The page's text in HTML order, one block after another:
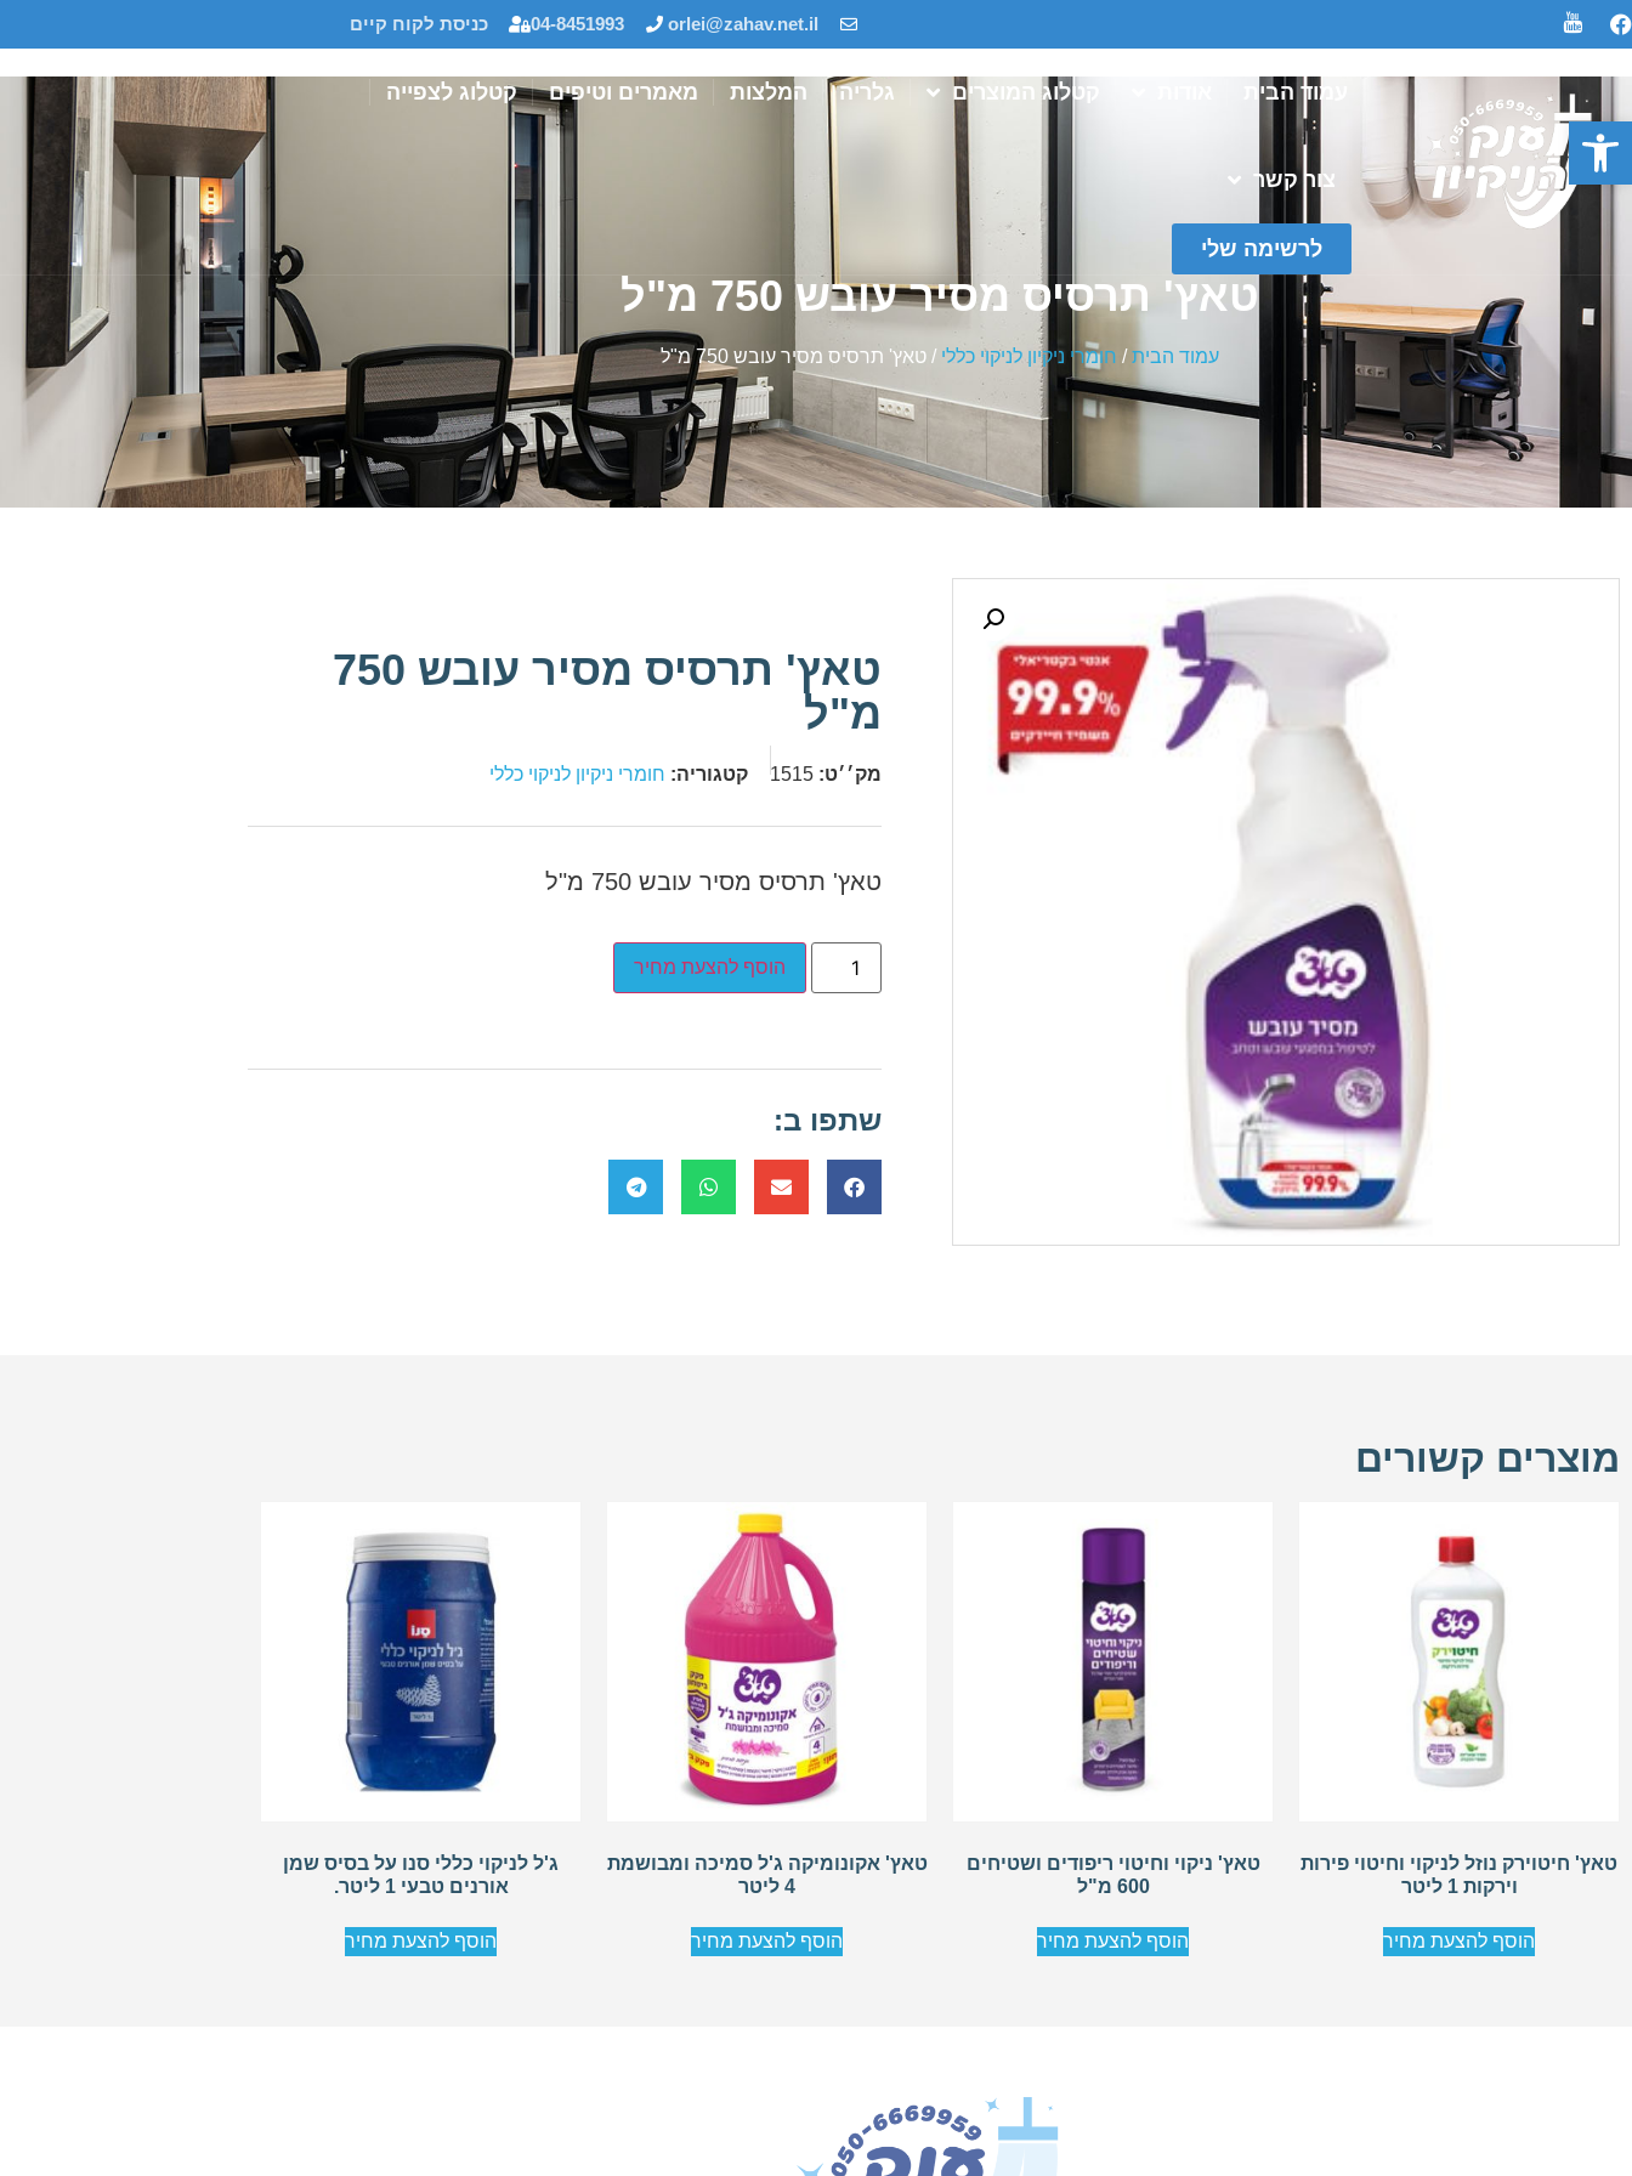
פתח סרגל נגישות
orlei@zahav.net.il
04-8451993 כניסת לקוח קיים
עמוד הבית קטלוג המוצרים גלריה המלצות מאמרים וטיפים קטלוג לצפייה
צור קשר
לרשימה שלי
טאץ' תרסיס מסיר עובש 750 מ"ל
עמוד הבית/ חומרי ניקיון לניקוי כללי / טאץ' תרסיס מסיר עובש 750 מ"ל
טאץ' תרסיס מסיר עובש 750
מ"ל
מק׳׳ט: 1515 קטגוריה: חומרי ניקיון לניקוי כללי
טאץ' תרסיס מסיר עובש 750 מ"ל
הוסף להצעת מחיר
שתפו ב:
מוצרים קשורים
טאץ' חיטוירק נוזל לניקוי וחיטוי פירות
וירקות 1 ליטר
הוסף להצעת מחיר
טאץ' ניקוי וחיטוי ריפודים ושטיחים
600 מ"ל
הוסף להצעת מחיר
טאץ' אקונומיקה ג'ל סמיכה ומבושמת
4 ליטר
הוסף להצעת מחיר
ג'ל לניקוי כללי סנו על בסיס שמן
אורנים טבעי 1 ליטר.
הוסף להצעת מחיר